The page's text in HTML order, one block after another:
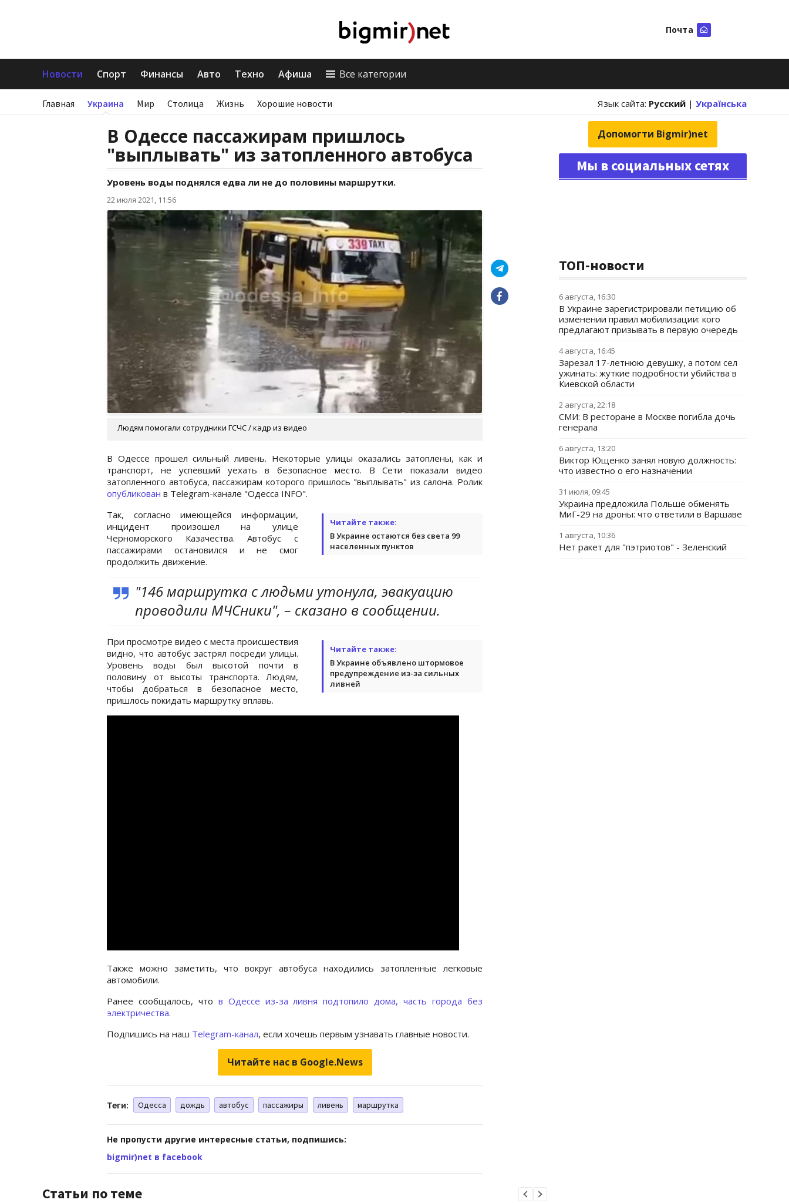
Почта
Новости Спорт Финансы Авто Техно Афиша Все категории
Главная Украина Мир Столица Жизнь Хорошие новости Язык сайта: Русский | Українська
В Одессе пассажирам пришлось
"выплывать" из затопленного автобуса
Уровень воды поднялся едва ли не до половины маршрутки.
22 июля 2021, 11:56
Людям помогали сотрудники ГСЧС / кадр из видео
В Одессе прошел сильный ливень. Некоторые улицы оказались затоплены, как и
транспорт, не успевший уехать в безопасное место. В Сети показали видео
затопленного автобуса, пассажирам которого пришлось "выплывать" из салона. Ролик
опубликован в Telegram-канале "Одесса INFO".
Читайте также:
В Украине остаются без света 99
населенных пунктов
Так, согласно имеющейся информации,
инцидент произошел на улице
Черноморского Казачества. Автобус с
пассажирами остановился и не смог
продолжить движение.
"146 маршрутка с людьми утонула, эвакуацию
проводили МЧСники", – сказано в сообщении.
Читайте также:
В Украине объявлено штормовое
предупреждение из-за сильных
ливней
При просмотре видео с места происшествия
видно, что автобус застрял посреди улицы.
Уровень воды был высотой почти в
половину от высоты транспорта. Людям,
чтобы добраться в безопасное место,
пришлось покидать маршрутку вплавь.
Также можно заметить, что вокруг автобуса находились затопленные легковые
автомобили.
Ранее сообщалось, что в Одессе из-за ливня подтопило дома, часть города без
электричества.
Подпишись на наш Telegram-канал, если хочешь первым узнавать главные новости.
Читайте нас в Google.News
Теги: Одесса дождь автобус пассажиры ливень маршрутка
Не пропусти другие интересные статьи, подпишись:
bigmir)net в facebook
Статьи по теме
Допомогти Bigmir)net
Мы в социальных сетях
ТОП-новости
6 августа, 16:30
В Украине зарегистрировали петицию об
изменении правил мобилизации: кого
предлагают призывать в первую очередь
4 августа, 16:45
Зарезал 17-летнюю девушку, а потом сел
ужинать: жуткие подробности убийства в
Киевской области
2 августа, 22:18
СМИ: В ресторане в Москве погибла дочь
генерала
6 августа, 13:20
Виктор Ющенко занял новую должность:
что известно о его назначении
31 июля, 09:45
Украина предложила Польше обменять
МиГ-29 на дроны: что ответили в Варшаве
1 августа, 10:36
Нет ракет для "пэтриотов" - Зеленский